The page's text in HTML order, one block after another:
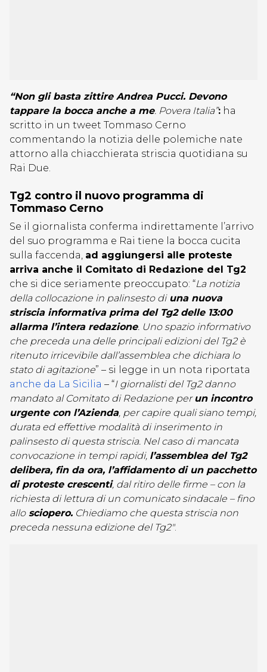
“Non gli basta zittire Andrea Pucci. Devono
tappare la bocca anche a me. Povera Italia”: ha
scritto in un tweet Tommaso Cerno
commentando la notizia delle polemiche nate
attorno alla chiacchierata striscia quotidiana su
Rai Due.
Tg2 contro il nuovo programma di
Tommaso Cerno
Se il giornalista conferma indirettamente l’arrivo
del suo programma e Rai tiene la bocca cucita
sulla faccenda, ad aggiungersi alle proteste
arriva anche il Comitato di Redazione del Tg2
che si dice seriamente preoccupato: “La notizia
della collocazione in palinsesto diuna nuova
striscia informativa prima del Tg2 delle 13:00
allarma l’intera redazione. Uno spazio informativo
che preceda una delle principali edizioni del Tg2 è
ritenuto irricevibile dall’assemblea che dichiara lo
stato di agitazione” – si legge in un nota riportata
anche da La Sicilia – “I giornalisti del Tg2 danno
mandato al Comitato di Redazione perun incontro
urgente con l’Azienda, per capire quali siano tempi,
durata ed effettive modalità di inserimento in
palinsesto di questa striscia. Nel caso di mancata
convocazione in tempi rapidi, l’assemblea del Tg2
delibera, fin da ora, l’affidamento di un pacchetto
di proteste crescenti, dal ritiro delle firme – con la
richiesta di lettura di un comunicato sindacale – fino
allosciopero. Chiediamo che questa striscia non
preceda nessuna edizione del Tg2″.